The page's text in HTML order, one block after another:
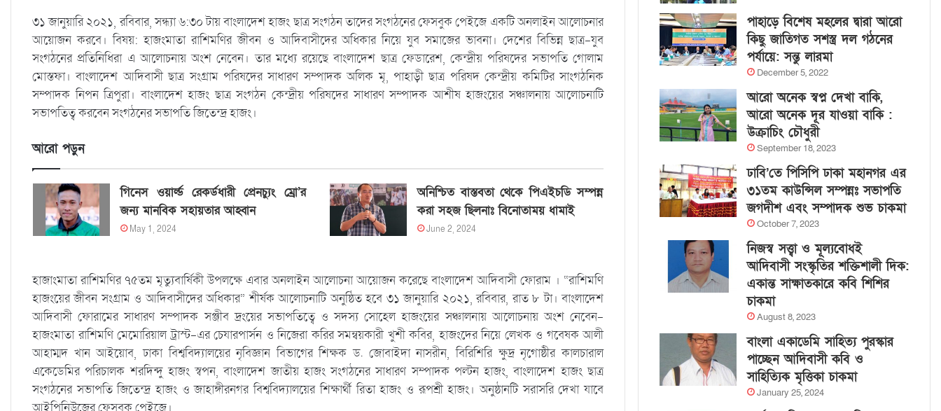
৩১ জানুয়ারি ২০২১, রবিবার, সন্ধ্যা ৬:৩০ টায় বাংলাদেশ হাজং ছাত্র সংগঠন তাদের সংগঠনের ফেসবুক পেইজে একটি অনলাইন আলোচনার
আয়োজন করবে। বিষয়: হাজংমাতা রাশিমণির জীবন ও আদিবাসীদের অধিকার নিয়ে যুব সমাজের ভাবনা। দেশের বিভিন্ন ছাত্র-যুব
সংগঠনের প্রতিনিধিরা এ আলোচনায় অংশ নেবেন। তার মধ্যে রয়েছে বাংলাদেশ ছাত্র ফেডারেশ, কেন্দ্রীয় পরিষদের সভাপতি গোলাম
মোস্তফা। বাংলাদেশ আদিবাসী ছাত্র সংগ্রাম পরিষদের সাধারণ সম্পাদক অলিক মৃ, পাহাড়ী ছাত্র পরিষদ কেন্দ্রীয় কমিটির সাংগঠনিক
সম্পাদক নিপন ত্রিপুরা। বাংলাদেশ হাজং ছাত্র সংগঠন কেন্দ্রীয় পরিষদের সাধারণ সম্পাদক আশীষ হাজংয়ের সঞ্চালনায় আলোচনাটি
সভাপতিত্ব করবেন সংগঠনের সভাপতি জিতেন্দ্র হাজং।
আরো পড়ুন
গিনেস ওয়ার্ল্ড রেকর্ডধারী প্রেনচ্যুং ম্রো’র
জন্য মানবিক সহায়তার আহ্বান
May 1, 2024
অনিশ্চিত বাস্তবতা থেকে পিএইচডি সম্পন্ন
করা সহজ ছিলনাঃ বিনোতাময় ধামাই
June 2, 2024
হাজাংমাতা রাশিমণির ৭৫তম মৃত্যুবার্ষিকী উপলক্ষে এবার অনলাইন আলোচনা আয়োজন করেছে বাংলাদেশ আদিবাসী ফোরাম । “রাশিমণি
হাজংয়ের জীবন সংগ্রাম ও আদিবাসীদের অধিকার” শীর্ষক আলোচনাটি অনুষ্ঠিত হবে ৩১ জানুয়ারি ২০২১, রবিবার, রাত ৮ টা। বাংলাদেশ
আদিবাসী ফোরামের সাধারণ সম্পাদক সঞ্জীব দ্রংয়ের সভাপতিত্বে ও সদস্য সোহেল হাজংয়ের সঞ্চালনায় আলোচনায় অংশ নেবেন-
হাজংমাতা রাশিমণি মেমোরিয়াল ট্রাস্ট-এর চেযারপার্সন ও নিজেরা করির সমন্বয়কারী খুশী কবির, হাজংদের নিয়ে লেখক ও গবেষক আলী
আহাম্মদ খান আইয়োব, ঢাকা বিশ্ববিদ্যালয়ের নৃবিজ্ঞান বিভাগের শিক্ষক ড. জোবাইদা নাসরীন, বিরিশিরি ক্ষুদ্র নৃগোষ্ঠীর কালচারাল
একেডেমির পরিচালক শরদিন্দু হাজং স্বপন, বাংলাদেশ জাতীয় হাজং সংগঠনের সাধারণ সম্পাদক পল্টন হাজং, বাংলাদেশ হাজং ছাত্র
সংগঠনের সভাপতি জিতেন্দ্র হাজং ও জাহাঙ্গীরনগর বিশ্ববিদ্যালয়ের শিক্ষার্থী রিতা হাজং ও রূপশ্রী হাজং। অনুষ্ঠানটি সরাসরি দেখা যাবে
আইপিনিউজের ফেসবুক পেইজে।
পাহাড়ে বিশেষ মহলের দ্বারা আরো
কিছু জাতিগত সশস্ত্র দল গঠনের
পর্যায়ে: সন্তু লারমা
December 5, 2022
আরো অনেক স্বপ্ন দেখা বাকি,
আরো অনেক দূর যাওয়া বাকি :
উক্রাচিং চৌধুরী
September 18, 2023
ঢাবি’তে পিসিপি ঢাকা মহানগর এর
৩১তম কাউন্সিল সম্পন্নঃ সভাপতি
জগদীশ এবং সম্পাদক শুভ চাকমা
October 7, 2023
নিজস্ব সত্ত্বা ও মূল্যবোধই
আদিবাসী সংস্কৃতির শক্তিশালী দিক:
একান্ত সাক্ষাতকারে কবি শিশির
চাকমা
August 8, 2023
বাংলা একাডেমি সাহিত্য পুরস্কার
পাচ্ছেন আদিবাসী কবি ও
সাহিত্যিক মৃত্তিকা চাকমা
January 25, 2024